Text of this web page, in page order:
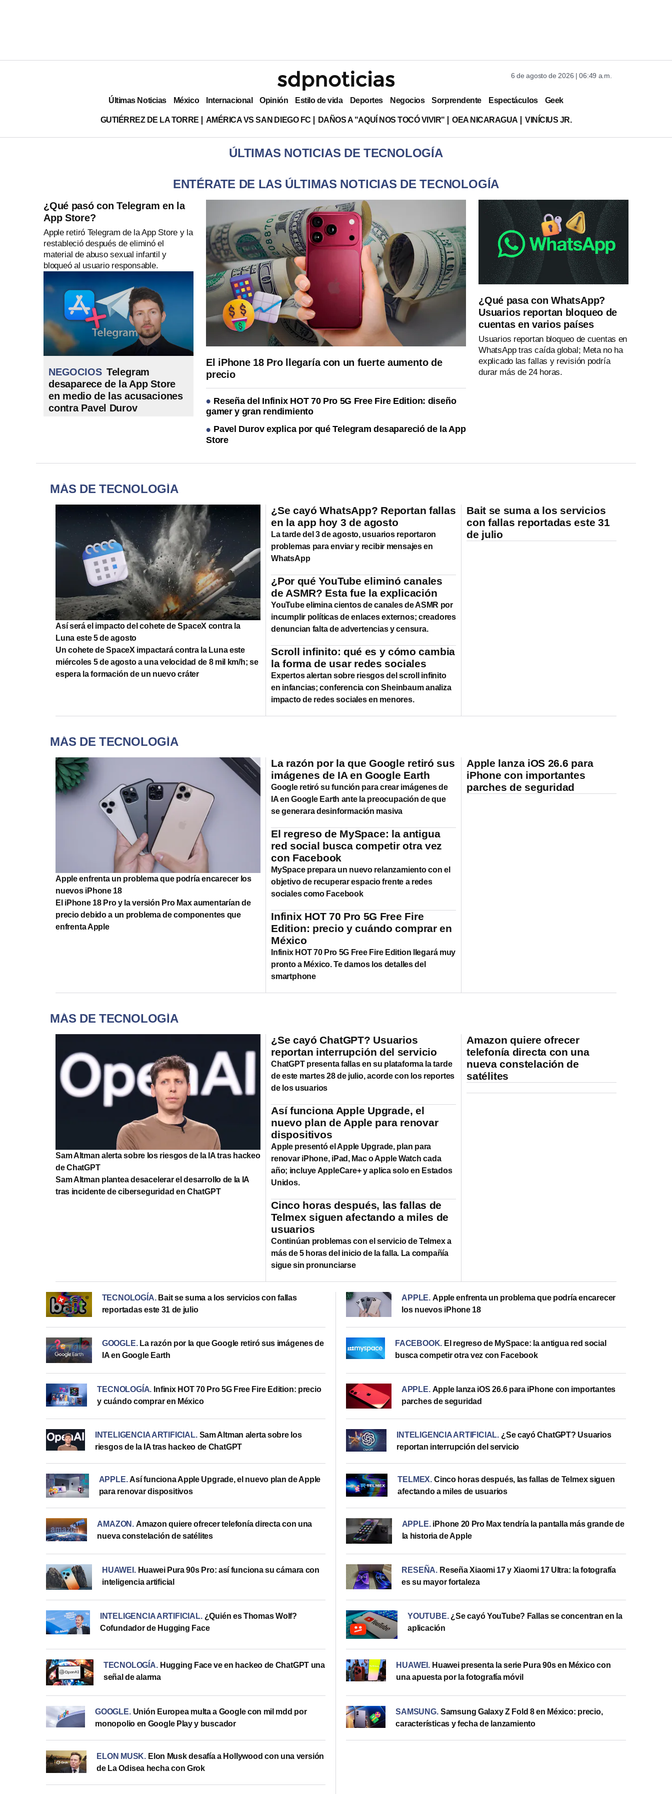
6 de agosto de 2026 | 06:49 a.m.
Últimas Noticias México Internacional Opinión Estilo de vida Deportes Negocios Sorprendente Espectáculos Geek
GUTIÉRREZ DE LA TORRE AMÉRICA VS SAN DIEGO FC DAÑOS A "AQUÍ NOS TOCÓ VIVIR" OEA NICARAGUA VINÍCIUS JR.
ÚLTIMAS NOTICIAS DE TECNOLOGÍA
ENTÉRATE DE LAS ÚLTIMAS NOTICIAS DE TECNOLOGÍA
¿Qué pasó con Telegram en la
App Store?
Apple retiró Telegram de la App Store y la
restableció después de eliminó el
material de abuso sexual infantil y
bloqueó al usuario responsable.
NEGOCIOS Telegram
desaparece de la App Store
en medio de las acusaciones
contra Pavel Durov
El iPhone 18 Pro llegaría con un fuerte aumento de
precio
Reseña del Infinix HOT 70 Pro 5G Free Fire Edition: diseño
gamer y gran rendimiento
Pavel Durov explica por qué Telegram desapareció de la App
Store
¿Qué pasa con WhatsApp?
Usuarios reportan bloqueo de
cuentas en varios países
Usuarios reportan bloqueo de cuentas en
WhatsApp tras caída global; Meta no ha
explicado las fallas y revisión podría
durar más de 24 horas.
MÁS DE TECNOLOGÍA
Así será el impacto del cohete de SpaceX contra la
Luna este 5 de agosto
Un cohete de SpaceX impactará contra la Luna este
miércoles 5 de agosto a una velocidad de 8 mil km/h; se
espera la formación de un nuevo cráter
¿Se cayó WhatsApp? Reportan fallas
en la app hoy 3 de agosto
La tarde del 3 de agosto, usuarios reportaron
problemas para enviar y recibir mensajes en
WhatsApp
¿Por qué YouTube eliminó canales
de ASMR? Esta fue la explicación
YouTube elimina cientos de canales de ASMR por
incumplir políticas de enlaces externos; creadores
denuncian falta de advertencias y censura.
Scroll infinito: qué es y cómo cambia
la forma de usar redes sociales
Expertos alertan sobre riesgos del scroll infinito
en infancias; conferencia con Sheinbaum analiza
impacto de redes sociales en menores.
Bait se suma a los servicios
con fallas reportadas este 31
de julio
MÁS DE TECNOLOGÍA
Apple enfrenta un problema que podría encarecer los
nuevos iPhone 18
El iPhone 18 Pro y la versión Pro Max aumentarían de
precio debido a un problema de componentes que
enfrenta Apple
La razón por la que Google retiró sus
imágenes de IA en Google Earth
Google retiró su función para crear imágenes de
IA en Google Earth ante la preocupación de que
se generara desinformación masiva
El regreso de MySpace: la antigua
red social busca competir otra vez
con Facebook
MySpace prepara un nuevo relanzamiento con el
objetivo de recuperar espacio frente a redes
sociales como Facebook
Infinix HOT 70 Pro 5G Free Fire
Edition: precio y cuándo comprar en
México
Infinix HOT 70 Pro 5G Free Fire Edition llegará muy
pronto a México. Te damos los detalles del
smartphone
Apple lanza iOS 26.6 para
iPhone con importantes
parches de seguridad
MÁS DE TECNOLOGÍA
Sam Altman alerta sobre los riesgos de la IA tras hackeo
de ChatGPT
Sam Altman plantea desacelerar el desarrollo de la IA
tras incidente de ciberseguridad en ChatGPT
¿Se cayó ChatGPT? Usuarios
reportan interrupción del servicio
ChatGPT presenta fallas en su plataforma la tarde
de este martes 28 de julio, acorde con los reportes
de los usuarios
Así funciona Apple Upgrade, el
nuevo plan de Apple para renovar
dispositivos
Apple presentó el Apple Upgrade, plan para
renovar iPhone, iPad, Mac o Apple Watch cada
año; incluye AppleCare+ y aplica solo en Estados
Unidos.
Cinco horas después, las fallas de
Telmex siguen afectando a miles de
usuarios
Continúan problemas con el servicio de Telmex a
más de 5 horas del inicio de la falla. La compañía
sigue sin pronunciarse
Amazon quiere ofrecer
telefonía directa con una
nueva constelación de
satélites
TECNOLOGÍA. Bait se suma a los servicios con fallas
reportadas este 31 de julio
APPLE. Apple enfrenta un problema que podría encarecer
los nuevos iPhone 18
GOOGLE. La razón por la que Google retiró sus imágenes de
IA en Google Earth
FACEBOOK. El regreso de MySpace: la antigua red social
busca competir otra vez con Facebook
TECNOLOGÍA. Infinix HOT 70 Pro 5G Free Fire Edition: precio
y cuándo comprar en México
APPLE. Apple lanza iOS 26.6 para iPhone con importantes
parches de seguridad
INTELIGENCIA ARTIFICIAL. Sam Altman alerta sobre los
riesgos de la IA tras hackeo de ChatGPT
INTELIGENCIA ARTIFICIAL. ¿Se cayó ChatGPT? Usuarios
reportan interrupción del servicio
APPLE. Así funciona Apple Upgrade, el nuevo plan de Apple
para renovar dispositivos
TELMEX. Cinco horas después, las fallas de Telmex siguen
afectando a miles de usuarios
AMAZON . Amazon quiere ofrecer telefonía directa con una
nueva constelación de satélites
APPLE. iPhone 20 Pro Max tendría la pantalla más grande de
la historia de Apple
HUAWEI . Huawei Pura 90s Pro: así funciona su cámara con
inteligencia artificial
RESEÑA. Reseña Xiaomi 17 y Xiaomi 17 Ultra: la fotografía
es su mayor fortaleza
INTELIGENCIA ARTIFICIAL. ¿Quién es Thomas Wolf?
Cofundador de Hugging Face
YOUTUBE. ¿Se cayó YouTube? Fallas se concentran en la
aplicación
TECNOLOGÍA. Hugging Face ve en hackeo de ChatGPT una
señal de alarma
HUAWEI . Huawei presenta la serie Pura 90s en México con
una apuesta por la fotografía móvil
GOOGLE. Unión Europea multa a Google con mil mdd por
monopolio en Google Play y buscador
SAMSUNG. Samsung Galaxy Z Fold 8 en México: precio,
características y fecha de lanzamiento
ELON MUSK. Elon Musk desafía a Hollywood con una versión
de La Odisea hecha con Grok